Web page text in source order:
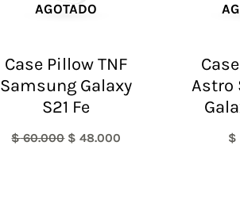
AGOTADO
Case Pillow TNF
Samsung Galaxy
S21 Fe
$60.000 $ 48.000
Astro
$